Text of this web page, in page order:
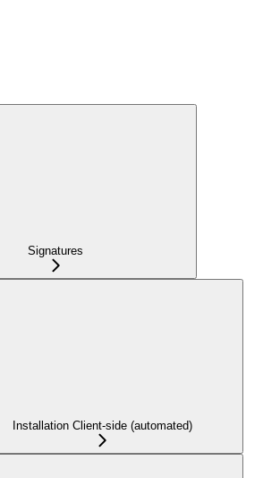
Signatures
Installation Client-side (automated)